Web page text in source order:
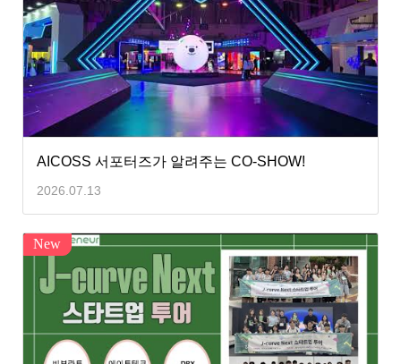
AICOSS 서포터즈가 알려주는 CO-SHOW!
2026.07.13
New